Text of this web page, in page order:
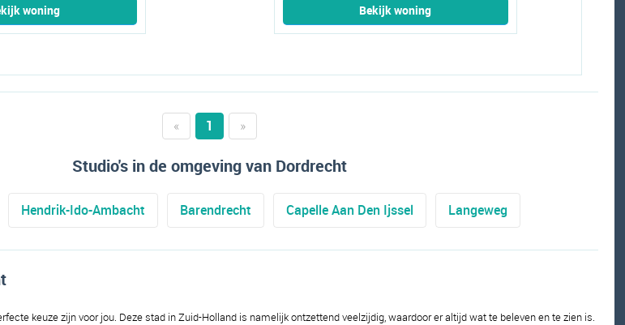
woning Bekijk woning
« 1 »
Studio's in de omgeving van Dordrecht
Hendrik-Ido-Ambacht Barendrecht Capelle Aan Den Ijssel Langeweg
keuze zijn voor jou. Deze stad in Zuid-Holland is namelijk ontzettend veelzijdig, waardoor er altijd wat te beleven en te zien is.